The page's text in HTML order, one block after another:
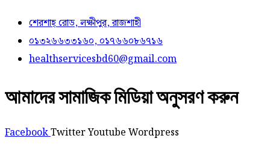
শেরশাহ্ রোড, লক্ষীপুর, রাজশাহী
০১৩২৬৬৩৩১৬০, ০১৭৬৬০৮৬৭১৬
healthservicesbd60@gmail.com
আমাদের সামাজিক মিডিয়া অনুসরণ করুন
FacebookTwitterYoutube Wordpress